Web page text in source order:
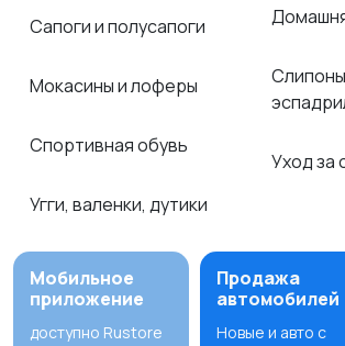
Сапоги и полусапоги
Мокасины и лоферы
Спортивная обувь
Угги, валенки, дутики
Уход за
Мобильное
приложение
доступно Rustore
Продажа
автомобилей
Новые и авто с